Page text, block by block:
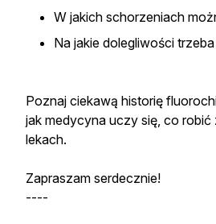
W jakich schorzeniach
Na jakie dolegliwości
Poznaj ciekawą historię
jak medycyna uczy się, co
lekach.
Zapraszam serdecznie!
----